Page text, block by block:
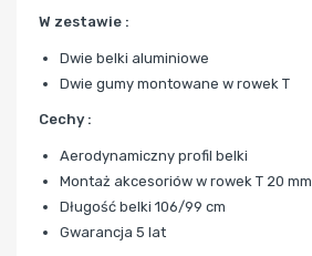
W zestawie :
Dwie belki aluminiowe
Dwie gumy montowane w rowek T
Cechy :
Aerodynamiczny profil belki
Montaż akcesoriów w rowek T 20 mm
Długość belki 106/99 cm
Gwarancja 5 lat